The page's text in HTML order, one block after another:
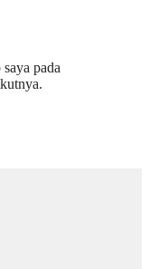
pada